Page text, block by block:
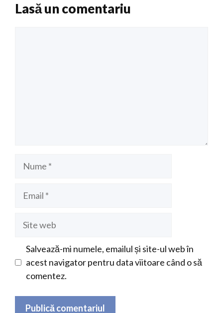
Lasă un comentariu
Salvează-mi numele, emailul și site-ul web în
acest navigator pentru data viitoare când o să
comentez.